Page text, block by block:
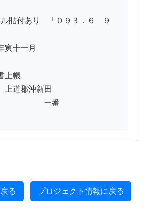
十一月
上帳
沖新田
番
る プロジェクト情報に戻る